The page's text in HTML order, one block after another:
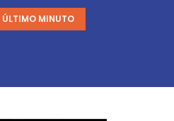
ÚLTIMO MINUTO